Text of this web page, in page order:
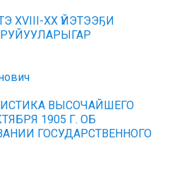
XVIII-XX ҮЙЭТЭЭҔИ
ВЫСОЧАЙШЕГО
1905 Г. ОБ
ГОСУДАРСТВЕННОГО